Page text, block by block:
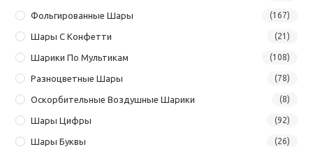
Фольгированные Шары (167)
Шары С Конфетти (21)
Шарики По Мультикам (108)
Разноцветные Шары (78)
Оскорбительные Воздушные Шарики (8)
Шары Цифры (92)
Шары Буквы (26)